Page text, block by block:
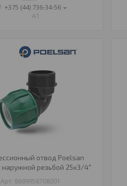
+375 (44) 736-34-56
A1
отвод Poelsan
наружной резьбой 25х3/4"
8699958708001